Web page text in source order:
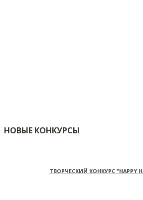
НОВЫЕ КОНКУРСЫ
ТВОРЧЕСКИЙ КОНКУРС "HAPPY